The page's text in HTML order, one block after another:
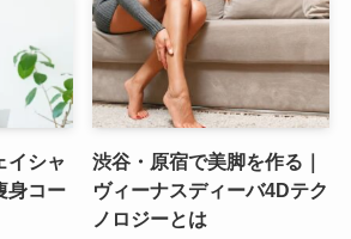
イシャ
身コー
渋谷・原宿で美脚を作る｜
ヴィーナスディーバ4Dテク
ノロジーとは